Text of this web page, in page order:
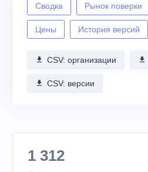
Сводка Рынок поверки
Цены История версий
CSV: организации
CSV: версии
1 312